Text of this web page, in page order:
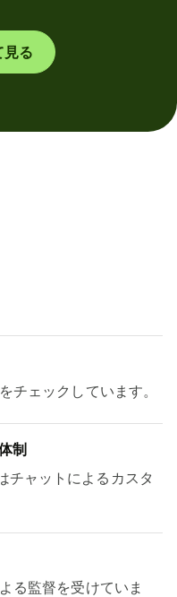
見る
チェックしています。
制
チャットによるカスタ
る監督を受けていま